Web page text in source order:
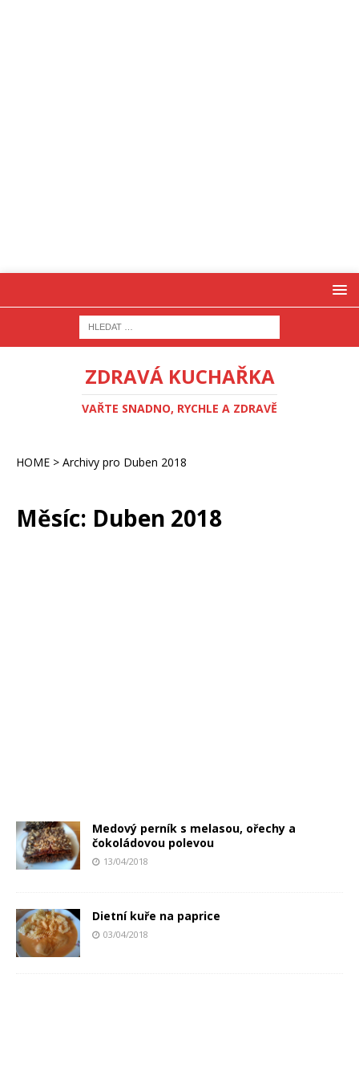
ZDRAVÁ KUCHAŘKA
VAŘTE SNADNO, RYCHLE A ZDRAVĚ
HOME > Archivy pro Duben 2018
Měsíc: Duben 2018
Medový perník s melasou, ořechy a
čokoládovou polevou
13/04/2018
Dietní kuře na paprice
03/04/2018